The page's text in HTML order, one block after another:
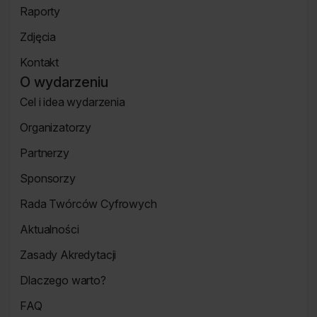
Bilety
Raporty
Zdjęcia
Kontakt
Strona
Kontakt
O wydarzeniu
Cel i idea wydarzenia
o
Organizatorzy
Organizatorzy
Partnerzy
Partnerzy
Sponsorzy
Sponsorzy
Rada Twórców Cyfrowych
Twórców
Re_Mind
Aktualności
Zasady Akredytacji
Akredytacji
Dlaczego warto?
Dlaczego
FAQ